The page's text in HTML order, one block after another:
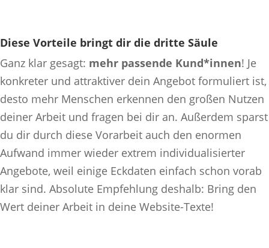
Diese Vorteile bringt dir die dritte Säule
Ganz klar gesagt: mehr passende Kund*innen! Je
konkreter und attraktiver dein Angebot formuliert ist,
desto mehr Menschen erkennen den großen Nutzen
deiner Arbeit und fragen bei dir an. Außerdem sparst
du dir durch diese Vorarbeit auch den enormen
Aufwand immer wieder extrem individualisierter
Angebote, weil einige Eckdaten einfach schon vorab
klar sind. Absolute Empfehlung deshalb: Bring den
Wert deiner Arbeit in deine Website-Texte!